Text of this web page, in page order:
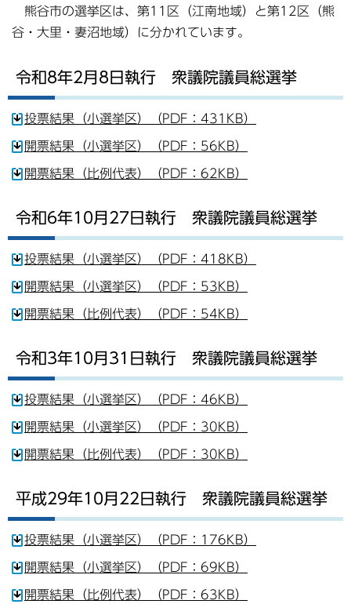
熊谷市の選挙区は、第11区（江南地域）と第12区（熊
谷・大里・妻沼地域）に分かれています。
令和8年2月8日執行 衆議院議員総選挙
投票結果（小選挙区）（PDF：431KB）
開票結果（小選挙区）（PDF：56KB）
開票結果（比例代表）（PDF：62KB）
令和6年10月27日執行 衆議院議員総選挙
投票結果（小選挙区）（PDF：418KB）
開票結果（小選挙区）（PDF：53KB）
開票結果（比例代表）（PDF：54KB）
令和3年10月31日執行 衆議院議員総選挙
投票結果（小選挙区）（PDF：46KB）
開票結果（小選挙区）（PDF：30KB）
開票結果（比例代表）（PDF：30KB）
平成29年10月22日執行 衆議院議員総選挙
投票結果（小選挙区）（PDF：176KB）
開票結果（小選挙区）（PDF：69KB）
開票結果（比例代表）（PDF：63KB）